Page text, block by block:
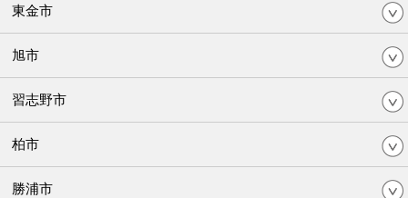
東金市
旭市
習志野市
柏市
勝浦市